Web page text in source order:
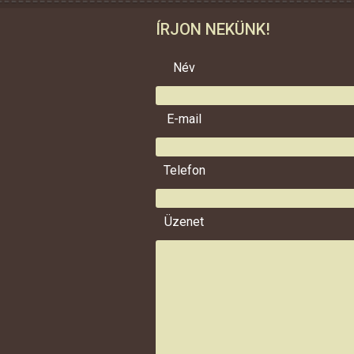
ÍRJON NEKÜNK!
Név
E-mail
Telefon
Üzenet